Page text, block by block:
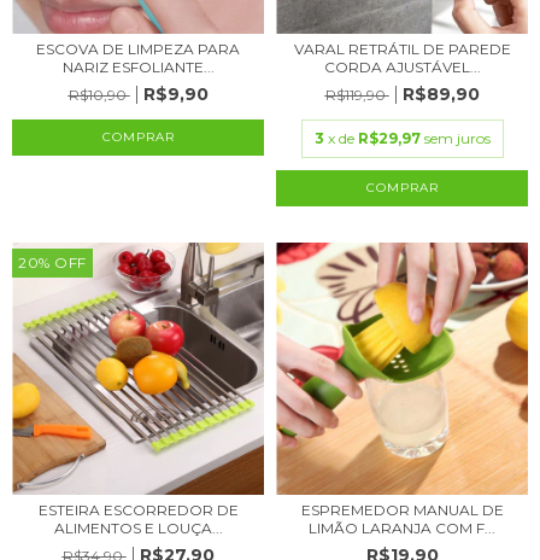
ESCOVA DE LIMPEZA PARA
NARIZ ESFOLIANTE...
R$10,90
R$9,90
COMPRAR
VARAL RETRÁTIL DE PAREDE
CORDA AJUSTÁVEL...
R$119,90
R$89,90
3 x de R$29,97 sem juros
COMPRAR
20% OFF
ESTEIRA ESCORREDOR DE
ALIMENTOS E LOUÇA...
R$34,90
R$27,90
ESPREMEDOR MANUAL DE
LIMÃO LARANJA COM F...
R$19,90